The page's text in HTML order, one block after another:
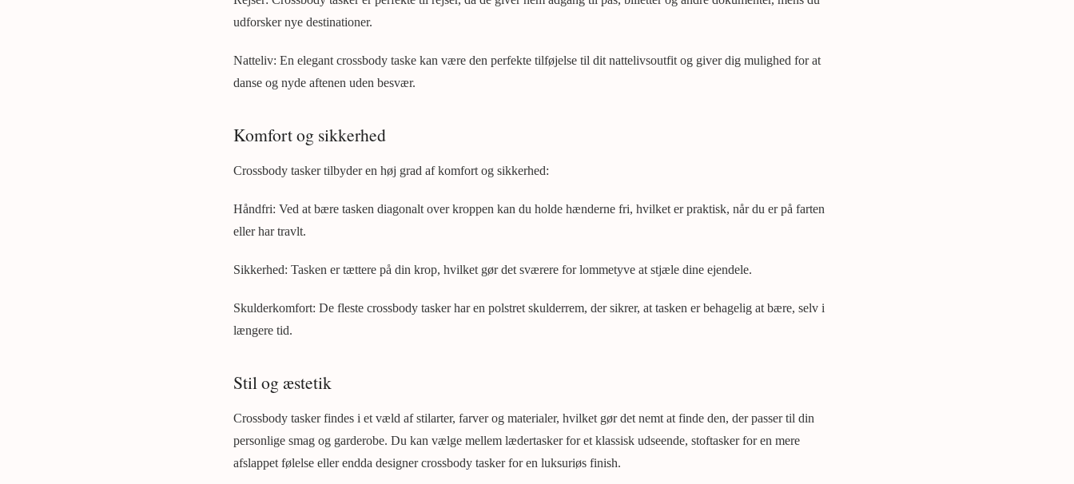
udforsker nye destinationer.
Natteliv: En elegant crossbody taske kan være den perfekte tilføjelse til dit nattelivsoutfit og giver dig mulighed for at
danse og nyde aftenen uden besvær.
Komfort og sikkerhed
Crossbody tasker tilbyder en høj grad af komfort og sikkerhed:
Håndfri: Ved at bære tasken diagonalt over kroppen kan du holde hænderne fri, hvilket er praktisk, når du er på farten
eller har travlt.
Sikkerhed: Tasken er tættere på din krop, hvilket gør det sværere for lommetyve at stjæle dine ejendele.
Skulderkomfort: De fleste crossbody tasker har en polstret skulderrem, der sikrer, at tasken er behagelig at bære, selv i
længere tid.
Stil og æstetik
Crossbody tasker findes i et væld af stilarter, farver og materialer, hvilket gør det nemt at finde den, der passer til din
personlige smag og garderobe. Du kan vælge mellem lædertasker for et klassisk udseende, stoftasker for en mere
afslappet følelse eller endda designer crossbody tasker for en luksuriøs finish.